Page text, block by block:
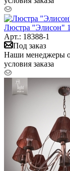
Люстра "Элисон"
Арт.: 18388-1
Под заказ
Наши менеджеры
условия заказа